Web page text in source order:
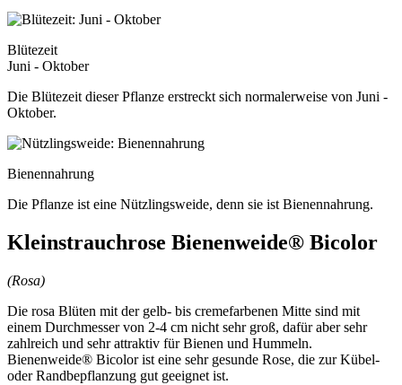
Blütezeit
Juni - Oktober
Die Blütezeit dieser Pflanze erstreckt sich normalerweise von Juni -
Oktober.
Bienennahrung
Die Pflanze ist eine Nützlingsweide, denn sie ist Bienennahrung.
Kleinstrauchrose Bienenweide® Bicolor
(Rosa)
Die rosa Blüten mit der gelb- bis cremefarbenen Mitte sind mit
einem Durchmesser von 2-4 cm nicht sehr groß, dafür aber sehr
zahlreich und sehr attraktiv für Bienen und Hummeln.
Bienenweide® Bicolor ist eine sehr gesunde Rose, die zur Kübel-
oder Randbepflanzung gut geeignet ist.